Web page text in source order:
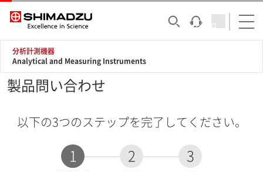
分析計測機器
Analytical and Measuring Instruments
製品問い合わせ
以下の3つのステップを完了してください。
1 2 3